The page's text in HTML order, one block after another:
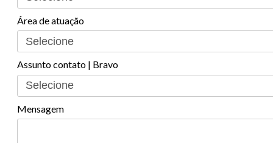
Área de atuação
Assunto contato | Bravo
Mensagem